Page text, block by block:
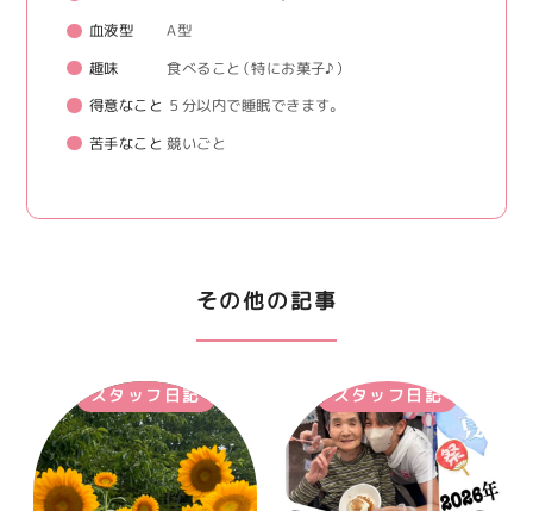
血液型 A型
趣味 食べること（特にお菓子♪）
得意なこと ５分以内で睡眠できます。
苦手なこと 競いごと
その他の記事
スタッフ日記 スタッフ日記